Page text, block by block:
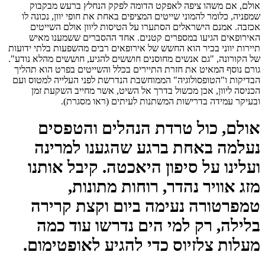
אולם, אם משהו ציפה לאפקט הדומה לפקק הנחלץ ברעש מבקבוק
שמפניה, כלומר להמוני שייטים המציפים באחת את חופי יוון, נכונה לו
אכזבה. אמנם הישראלים הסתערו על הטיסות ליוון אולם השייטים
האירופאים הגיעו במספרים קטנים. אחד ההסברים ששמענו מאיש
תיירות יווני בכיר הוא החשש של אירופאים רבים מהשפעות בלתי ידועות
של הקורונה, "גם אנשים מחוסנים חוששים להגיע, חוששים מהלא נודע".
גורם נוסף המאיט את חזרת התיירים בכלל והשייטים בפרט הוא תהליך
הבדיקות ו"הטופסולוגיה" הממוחשבת הנדרשת לפני העלייה למטוס ועם
הכניסה ליוון, אכן מכשול בדרך אל השיט, אשר מחייב השקעת זמן
ובעיקר עמידה בדרישות המשתנות לעיתים (ראו מסגרת).
אולם, כול טרדת הנהלים והטפסים
נעלמה באחת ברגע שהגענו למרינה
ועלינו על סיפון היאכטה. קיבל אותנו
מזג אוויר נהדר, רוחות מתונות,
טמפרטורה נעימה ביום וקצת קרירה
בלילה, רק למי הים נדרשו עוד כמה
מעלות צלזיוס כדי להגיע לאופטימום.